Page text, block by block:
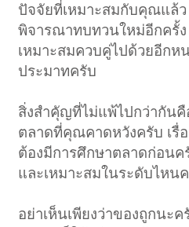
ปัจจัยที่เหมาะสมกับคุณแล้ว
พิจารณาทบทวนใหม่อีกครั้
เหมาะสมควบคู่ไปด้วยอีกห
ประมาทครับ
สิ่งสำคัุญที่ไม่แพ้ไปกว่ากัน
ตลาดที่คุณคาดหวังครับ เรื่
ต้องมีการศึกษาตลาดก่อนค
และเหมาะสมในระดับไหน
อย่าเห็นเพียงว่าของถูกนะค